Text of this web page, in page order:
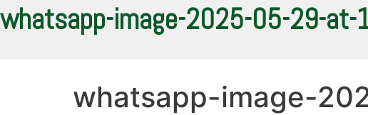
whatsapp-image-2025-05-29-at-
whatsapp-image-